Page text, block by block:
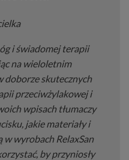
i świadomej terapii
na wieloletnim
doborze skutecznych
przeciwżylakowej i
wpisach tłumaczy
jakie materiały i
wyrobach RelaxSan
by przyniosły